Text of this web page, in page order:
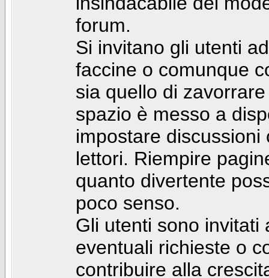
forum.
Si invitano gli utenti
faccine o comunque
sia quello di
spazio è messo a
impostare
lettori. Riempire
quanto divertente
poco senso.
Gli utenti sono invitati
eventuali richieste o
contribuire alla